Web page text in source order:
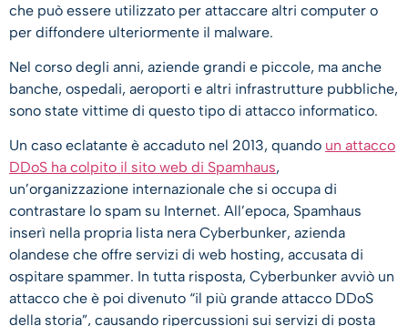
che può essere utilizzato per attaccare altri computer o
per diffondere ulteriormente il malware.
Nel corso degli anni, aziende grandi e piccole, ma anche
banche, ospedali, aeroporti e altri infrastrutture pubbliche,
sono state vittime di questo tipo di attacco informatico.
Un caso eclatante è accaduto nel 2013, quando un attacco
DDoS ha colpito il sito web di Spamhaus,
un’organizzazione internazionale che si occupa di
contrastare lo spam su Internet. All’epoca, Spamhaus
inserì nella propria lista nera Cyberbunker, azienda
olandese che offre servizi di web hosting, accusata di
ospitare spammer. In tutta risposta, Cyberbunker avviò un
attacco che è poi divenuto “il più grande attacco DDoS
della storia”, causando ripercussioni sui servizi di posta